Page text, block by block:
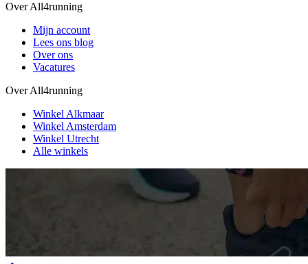
Over All4running
Mijn account
Lees ons blog
Over ons
Vacatures
Over All4running
Winkel Alkmaar
Winkel Amsterdam
Winkel Utrecht
Alle winkels